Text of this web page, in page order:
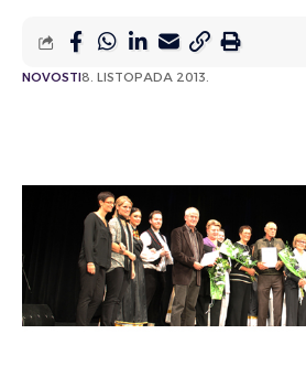
NOVOSTI8. LISTOPADA 2013.